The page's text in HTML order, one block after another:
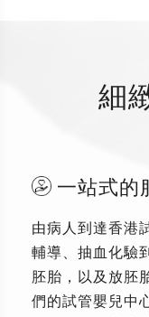
細
一站式的
由病人到達香港
輔導、抽血化驗
胚胎，以及放胚
們的試管嬰兒中